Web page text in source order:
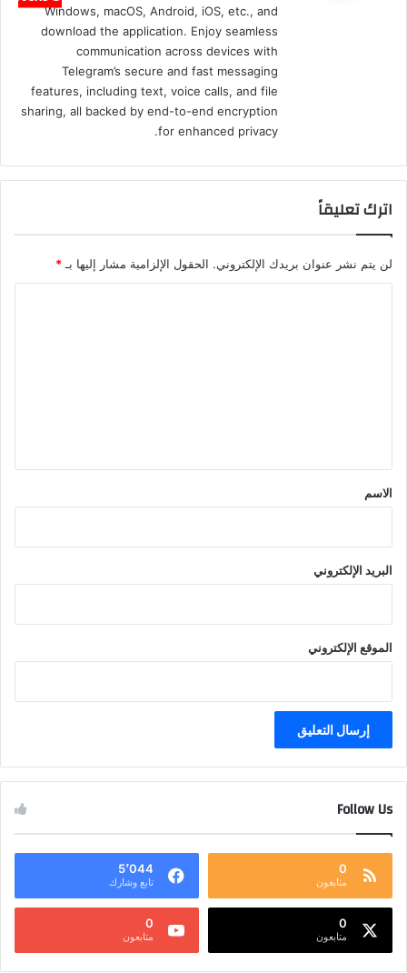
Windows, macOS, Android, iOS, etc., and
download the application. Enjoy seamless
communication across devices with
Telegram’s secure and fast messaging
features, including text, voice calls, and file
sharing, all backed by end-to-end encryption
for enhanced privacy.
اترك تعليقاً
لن يتم نشر عنوان بريدك الإلكتروني. الحقول الإلزامية مشار إليها بـ*
*
الاسم
البريد الإلكتروني
الموقع الإلكتروني
Follow Us
0
متابعون
5٬044
تابع وشارك
0
متابعون
0
متابعون